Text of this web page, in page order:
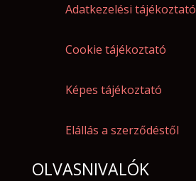
Adatkezelési tájékoztató
Cookie tájékoztató
Képes tájékoztató
Elállás a szerződéstől
OLVASNIVALÓK